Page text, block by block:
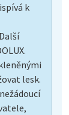
k
Další
lesk.